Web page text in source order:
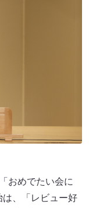
おめでたい会に
、「レビュー好